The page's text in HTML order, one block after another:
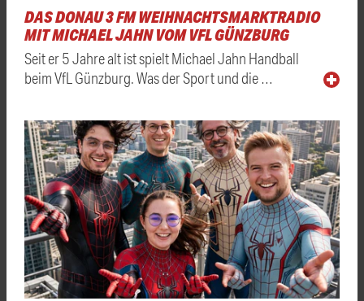
DAS DONAU 3 FM WEIHNACHTSMARKTRADIO
MIT MICHAEL JAHN VOM VFL GÜNZBURG
Seit er 5 Jahre alt ist spielt Michael Jahn Handball
beim VfL Günzburg. Was der Sport und die …